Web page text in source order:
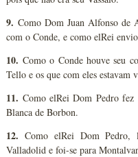
9. Como Dom Juan Alfonso de
com o Conde, e como elRei
10. Como o Conde houve seu
Tello e os que com eles estavam
11. Como elRei Dom Pedro
Blanca de Borbon.
12. Como elRei Dom Pedro,
Valladolid e foi-se para